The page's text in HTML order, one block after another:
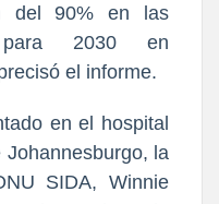
del 90% en las
para 2030 en
el informe.
en el hospital
la
SIDA, Winnie